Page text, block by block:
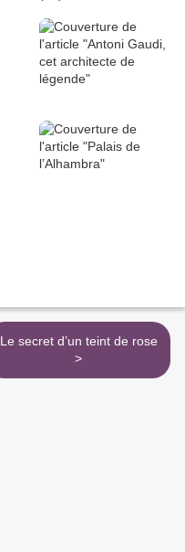
Le secret d’un teint de rose
>